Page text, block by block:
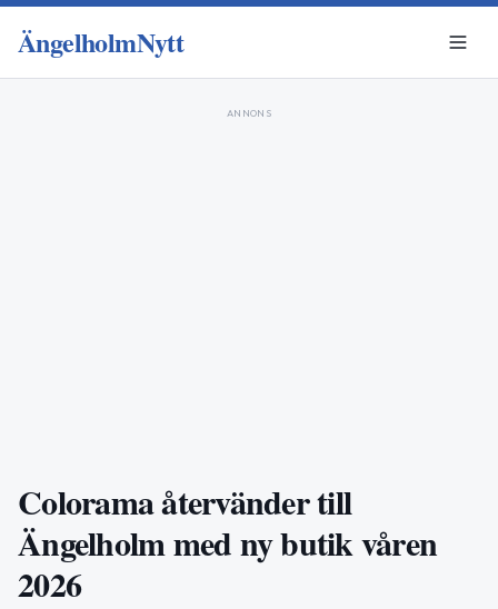
ÄngelholmNytt
ANNONS
Colorama återvänder till
Ängelholm med ny butik våren
2026